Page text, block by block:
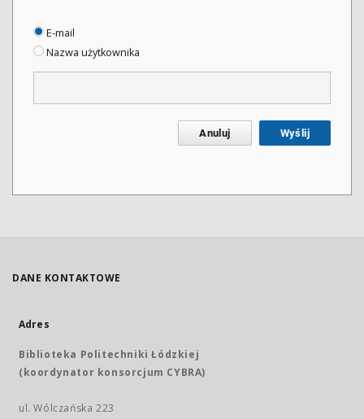
E-mail
Nazwa użytkownika
Anuluj Wyślij
DANE KONTAKTOWE
Adres
Biblioteka Politechniki Łódzkiej
(koordynator konsorcjum CYBRA)
ul. Wólczańska 223